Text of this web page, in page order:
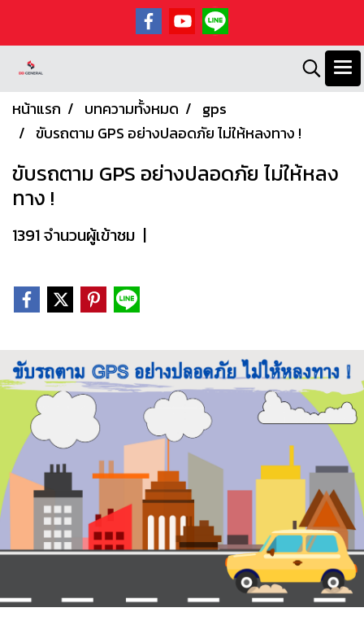
หน้าแรก บทความทั้งหมด
gps
ขับรถตาม GPS อย่างปลอดภัย ไม่ให้หลงทาง !
ขับรถตาม GPS อย่างปลอดภัย ไม่ให้หลง
ทาง !
1391 จำนวนผู้เข้าชม |